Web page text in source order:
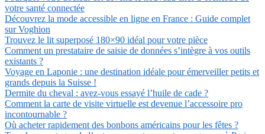
votre santé connectée
Découvrez la mode accessible en ligne en France : Guide complet
sur Voghion
Trouvez le lit superposé 180×90 idéal pour votre pièce
Comment un prestataire de saisie de données s’intègre à vos outils
existants ?
Voyage en Laponie : une destination idéale pour émerveiller petits et
grands depuis la Suisse !
Dermite du cheval : avez-vous essayé l’huile de cade ?
Comment la carte de visite virtuelle est devenue l’accessoire pro
incontournable ?
Où acheter rapidement des bonbons américains pour les fêtes ?